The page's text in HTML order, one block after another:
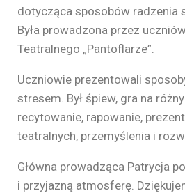
dotycząca sposobów radzenia
Była prowadzona przez
Teatralnego „Pantoflarze”.
Uczniowie prezentowali
stresem. Był śpiew, gra na
recytowanie, rapowanie,
teatralnych, przemyślenia i
Główna prowadząca Patrycja
i przyjazną atmosferę.